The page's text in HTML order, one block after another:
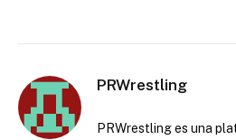
PRWrestling
PRWrestling es una